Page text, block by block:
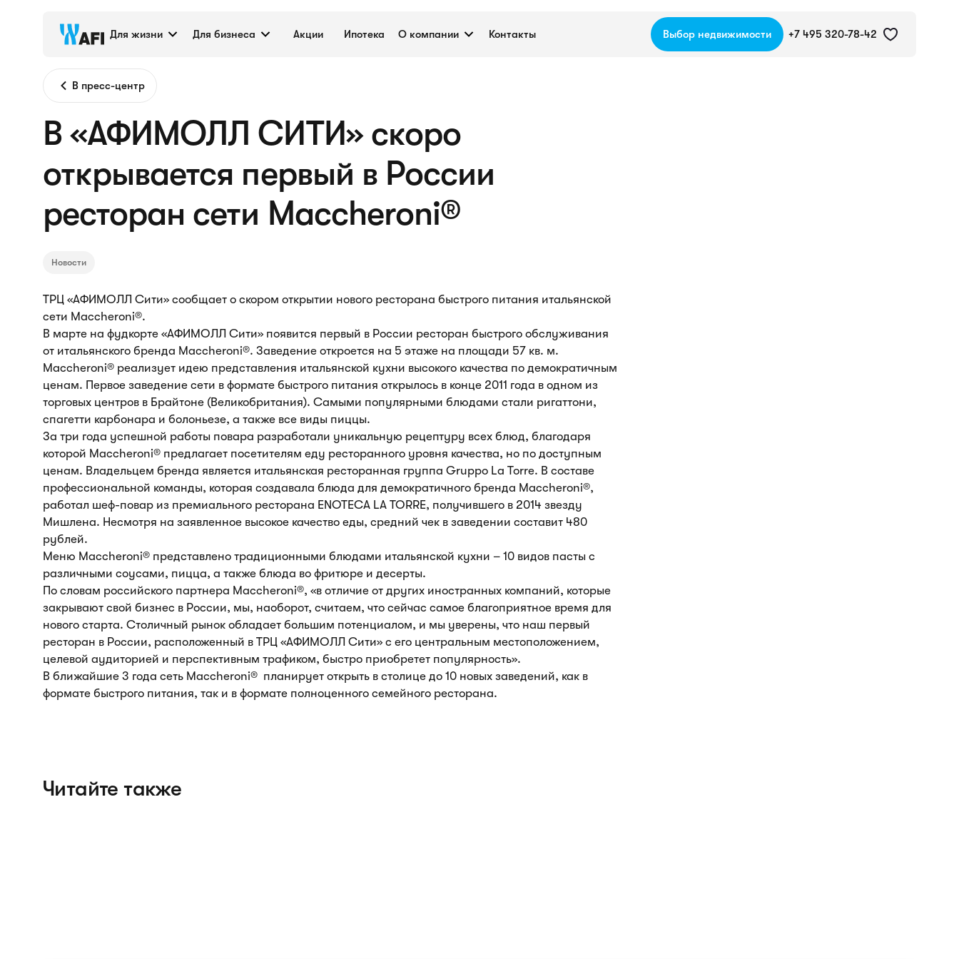
Для жизни Для бизнеса Акции Ипотека О компании Контакты Выбор недвижимости +7 495 320-78-42
В пресс-центр
В «АФИМОЛЛ СИТИ» скоро
открывается первый в России
ресторан сети Maccheroni®
Новости
ТРЦ «АФИМОЛЛ Сити» сообщает о скором открытии нового ресторана быстрого питания итальянской
сети Maccheroni®.
В марте на фудкорте «АФИМОЛЛ Сити» появится первый в России ресторан быстрого обслуживания
от итальянского бренда Maccheroni®. Заведение откроется на 5 этаже на площади 57 кв. м.
Maccheroni® реализует идею представления итальянской кухни высокого качества по демократичным
ценам. Первое заведение сети в формате быстрого питания открылось в конце 2011 года в одном из
торговых центров в Брайтоне (Великобритания). Самыми популярными блюдами стали ригаттони,
спагетти карбонара и болоньезе, а также все виды пиццы.
За три года успешной работы повара разработали уникальную рецептуру всех блюд, благодаря
которой Maccheroni® предлагает посетителям еду ресторанного уровня качества, но по доступным
ценам. Владельцем бренда является итальянская ресторанная группа Gruppo La Torre. В составе
профессиональной команды, которая создавала блюда для демократичного бренда Maccheroni®,
работал шеф-повар из премиального ресторана ENOTECA LA TORRE, получившего в 2014 звезду
Мишлена. Несмотря на заявленное высокое качество еды, средний чек в заведении составит 480
рублей.
Меню Maccheroni® представлено традиционными блюдами итальянской кухни – 10 видов пасты с
различными соусами, пицца, а также блюда во фритюре и десерты.
По словам российского партнера Maccheroni®, «в отличие от других иностранных компаний, которые
закрывают свой бизнес в России, мы, наоборот, считаем, что сейчас самое благоприятное время для
нового старта. Столичный рынок обладает большим потенциалом, и мы уверены, что наш первый
ресторан в России, расположенный в ТРЦ «АФИМОЛЛ Сити» с его центральным местоположением,
целевой аудиторией и перспективным трафиком, быстро приобретет популярность».
В ближайшие 3 года сеть Maccheroni® планирует открыть в столице до 10 новых заведений, как в
формате быстрого питания, так и в формате полноценного семейного ресторана.
Читайте также